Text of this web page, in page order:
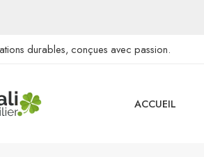
durables, conçues avec passion.
ACCUEIL